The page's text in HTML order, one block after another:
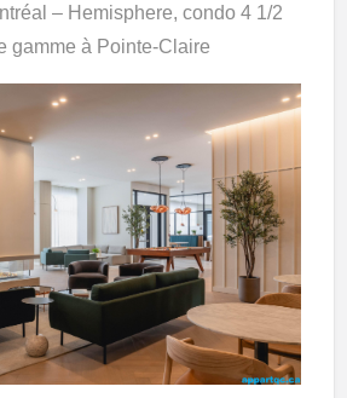
– Hemisphere, condo 4 1/2
gamme à Pointe-Claire